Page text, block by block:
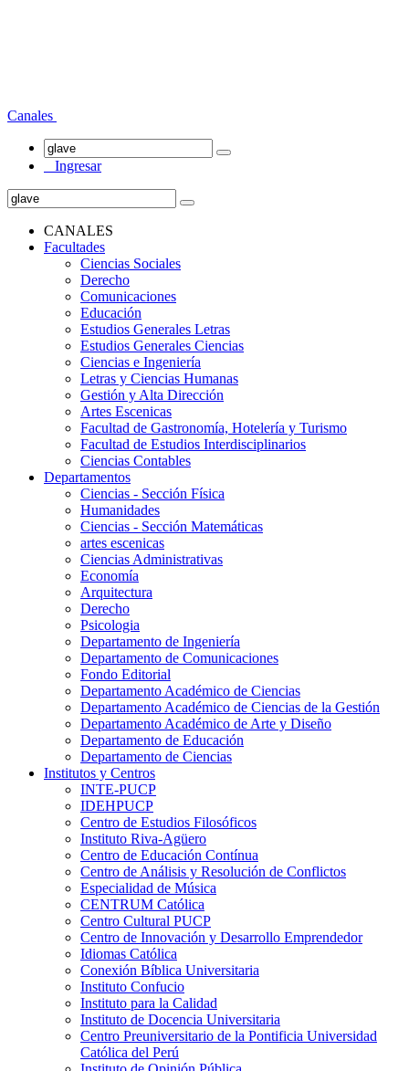
Canales
Ingresar
CANALES
Facultades
Ciencias Sociales
Derecho
Comunicaciones
Educación
Estudios Generales Letras
Estudios Generales Ciencias
Ciencias e Ingeniería
Letras y Ciencias Humanas
Gestión y Alta Dirección
Artes Escenicas
Facultad de Gastronomía, Hotelería y Turismo
Facultad de Estudios Interdisciplinarios
Ciencias Contables
Departamentos
Ciencias - Sección Física
Humanidades
Ciencias - Sección Matemáticas
artes escenicas
Ciencias Administrativas
Economía
Arquitectura
Derecho
Psicologia
Departamento de Ingeniería
Departamento de Comunicaciones
Fondo Editorial
Departamento Académico de Ciencias
Departamento Académico de Ciencias de la Gestión
Departamento Académico de Arte y Diseño
Departamento de Educación
Departamento de Ciencias
Institutos y Centros
INTE-PUCP
IDEHPUCP
Centro de Estudios Filosóficos
Instituto Riva-Agüero
Centro de Educación Contínua
Centro de Análisis y Resolución de Conflictos
Especialidad de Música
CENTRUM Católica
Centro Cultural PUCP
Centro de Innovación y Desarrollo Emprendedor
Idiomas Católica
Conexión Bíblica Universitaria
Instituto Confucio
Instituto para la Calidad
Instituto de Docencia Universitaria
Centro Preuniversitario de la Pontificia Universidad
Católica del Perú